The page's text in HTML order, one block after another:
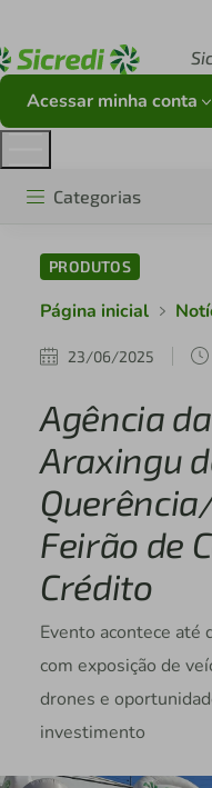
Acessar minha conta
Categorias
PRODUTOS
Página inicial
23/06/2025
Agência
Araxingu
Feirão de
Crédito
Evento acontece até
com exposição de
drones e
investimento